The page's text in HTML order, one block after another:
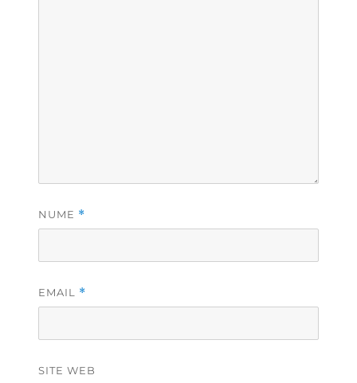
NUME *
EMAIL *
SITE WEB